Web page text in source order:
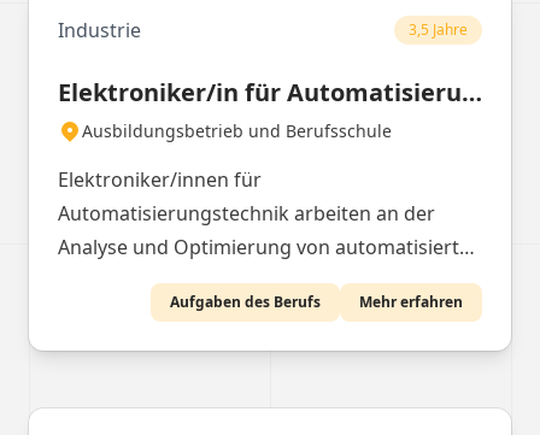
Industrie 3,5 Jahre
Elektroniker/in für Automatisierungstechnik
Ausbildungsbetrieb und Berufsschule
Elektroniker/innen für
Automatisierungstechnik arbeiten an der
Analyse und Optimierung von automatisierten
Systemen. Sie installieren und justieren
Antriebssysteme und integrieren technische
Einrichtungen. Dazu gehört das Montieren
Netzwerken. Nach Testläufen werden die
Aufgaben des Berufs Mehr erfahren